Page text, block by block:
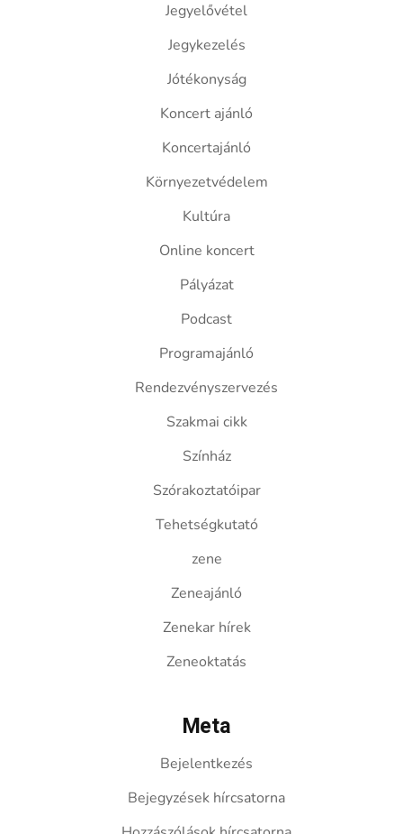
Jegyelővétel
Jegykezelés
Jótékonyság
Koncert ajánló
Koncertajánló
Környezetvédelem
Kultúra
Online koncert
Pályázat
Podcast
Programajánló
Rendezvényszervezés
Szakmai cikk
Színház
Szórakoztatóipar
Tehetségkutató
zene
Zeneajánló
Zenekar hírek
Zeneoktatás
Meta
Bejelentkezés
Bejegyzések hírcsatorna